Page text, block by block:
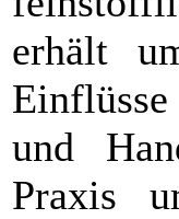
erhält
und
Praxis